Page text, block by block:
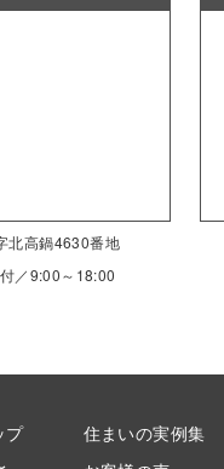
北高鍋4630番地
／9:00～18:00
プ
住まいの実例集